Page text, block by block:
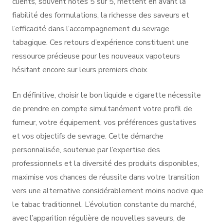
fiabilité des formulations, la richesse des saveurs et
l’efficacité dans l’accompagnement du sevrage
tabagique. Ces retours d’expérience constituent une
ressource précieuse pour les nouveaux vapoteurs
hésitant encore sur leurs premiers choix.
En définitive, choisir le bon liquide e cigarette nécessite
de prendre en compte simultanément votre profil de
fumeur, votre équipement, vos préférences gustatives
et vos objectifs de sevrage. Cette démarche
personnalisée, soutenue par l’expertise des
professionnels et la diversité des produits disponibles,
maximise vos chances de réussite dans votre transition
vers une alternative considérablement moins nocive que
le tabac traditionnel. L’évolution constante du marché,
avec l’apparition régulière de nouvelles saveurs, de